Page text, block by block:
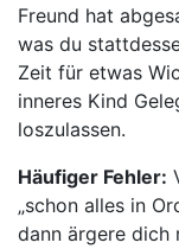
Freund hat
was du
Zeit für etwas
inneres Kind
loszulassen.
Häufiger Fehler:
„schon alles in
dann ärgere dich